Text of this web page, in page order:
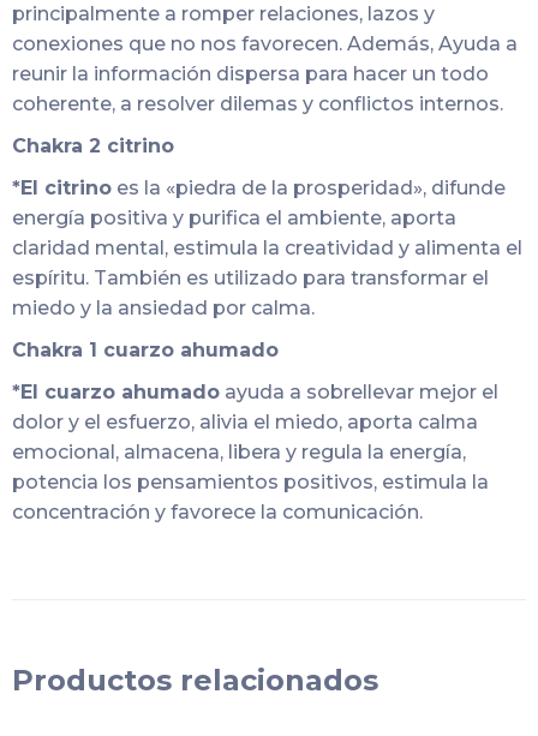
principalmente a romper relaciones, lazos y
conexiones que no nos favorecen. Además, Ayuda a
reunir la información dispersa para hacer un todo
coherente, a resolver dilemas y conflictos internos.
Chakra 2 citrino
*El citrino es la «piedra de la prosperidad», difunde
energía positiva y purifica el ambiente, aporta
claridad mental, estimula la creatividad y alimenta el
espíritu. También es utilizado para transformar el
miedo y la ansiedad por calma.
Chakra 1 cuarzo ahumado
*El cuarzo ahumado ayuda a sobrellevar mejor el
dolor y el esfuerzo, alivia el miedo, aporta calma
emocional, almacena, libera y regula la energía,
potencia los pensamientos positivos, estimula la
concentración y favorece la comunicación.
Productos relacionados